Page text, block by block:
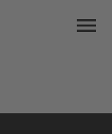
menu